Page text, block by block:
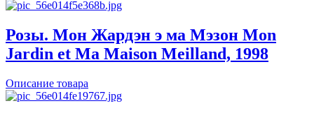
Розы. Мон Жардэн э ма Мэзон Mon
Jardin et Ma Maison Meilland, 1998
Описание товара